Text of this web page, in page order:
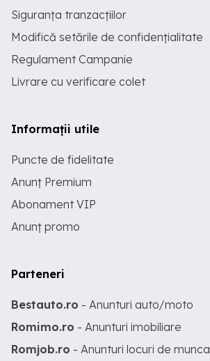
Siguranța tranzacțiilor
Modifică setările de confidențialitate
Regulament Campanie
Livrare cu verificare colet
Informații utile
Puncte de fidelitate
Anunț Premium
Abonament VIP
Anunț promo
Parteneri
Bestauto.ro - Anunturi auto/moto
Romimo.ro - Anunturi imobiliare
Romjob.ro - Anunturi locuri de munca